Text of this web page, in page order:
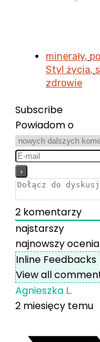
minerały,
Styl życia,
zdrowie
Subscribe
Powiadom o
2 komentarzy
najstarszy
najnowszy
Inline Feedbacks
View all
Agnieszka L.
2 miesięcy temu